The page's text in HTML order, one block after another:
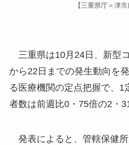
【三重県庁＝津市
三重県は10月24日、新型
から22日までの発生動向を
る医療機関の定点把握で、1
者数は前週比0・75倍の2・
発表によると、管轄保健